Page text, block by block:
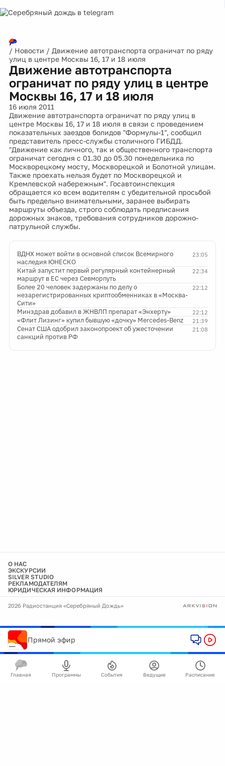
/ Новости / Движение автотранспорта ограничат по ряду
улиц в центре Москвы 16, 17 и 18 июля
Движение автотранспорта
ограничат по ряду улиц в центре
Москвы 16, 17 и 18 июля
16 июля 2011
Движение автотранспорта ограничат по ряду улиц в
центре Москвы 16, 17 и 18 июля в связи с проведением
показательных заездов болидов "Формулы-1", сообщил
представитель пресс-службы столичного ГИБДД.
"Движение как личного, так и общественного транспорта
ограничат сегодня с 01.30 до 05.30 понедельника по
Москворецкому мосту, Москворецкой и Болотной улицам.
Также проехать нельзя будет по Москворецкой и
Кремлевской набережным". Госавтоинспекция
обращается ко всем водителям с убедительной просьбой
быть предельно внимательными, заранее выбирать
маршруты объезда, строго соблюдать предписания
дорожных знаков, требования сотрудников дорожно-
патрульной службы.
23:05
ВДНХ может войти в основной список Всемирного
наследия ЮНЕСКО
22:34
Китай запустит первый регулярный контейнерный
маршрут в ЕС через Севморпуть
22:12
Более 20 человек задержаны по делу о
незарегистрированных криптообменниках в «Москва-
Сити»
22:12
Минздрав добавил в ЖНВЛП препарат «Энхерту»
21:39
«Флит Лизинг» купил бывшую «дочку» Mercedes-Benz
21:08
Сенат США одобрил законопроект об ужесточении
санкций против РФ
О НАС
ЭКСКУРСИИ
SILVER STUDIO
РЕКЛАМОДАТЕЛЯМ
ЮРИДИЧЕСКАЯ ИНФОРМАЦИЯ
2026 Радиостанция «Серебряный Дождь»
Прямой эфир
Главная Программы События Ведущие Расписание